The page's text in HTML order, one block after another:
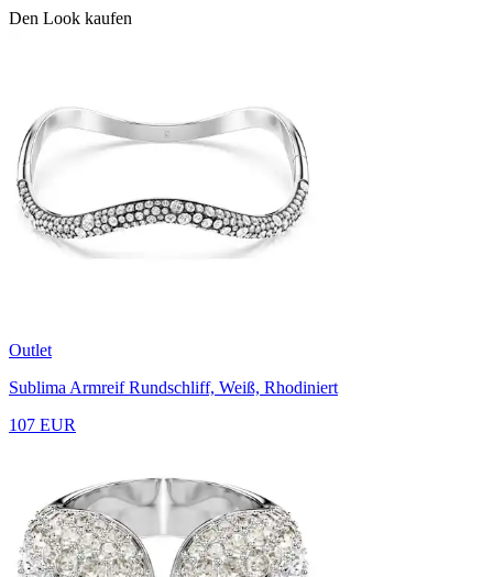
Den Look kaufen
Outlet
Sublima Armreif Rundschliff, Weiß, Rhodiniert
107 EUR